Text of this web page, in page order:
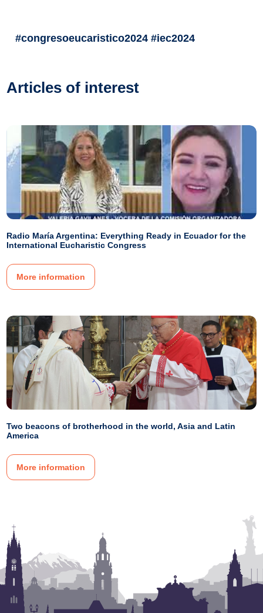
#congresoeucaristico2024 #iec2024
Articles of interest
Radio María Argentina: Everything Ready in Ecuador for the
International Eucharistic Congress
More information
Two beacons of brotherhood in the world, Asia and Latin
America
More information